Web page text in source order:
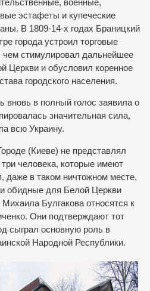
военные,
эстафеты и купеческие
В 1809-14-х годах Браницкий
города устроил торговые
чем стимулировал дальнейшее
Церкви и обусловил коренное
городского населения.
вновь в полный голос заявила о
значительная сила,
всю Украину.
(Киеве) не представлял
три человека, которые имеют
даже в таком ничтожном месте,
обидные для Белой Церкви
Булгакова относятся к
Они подтверждают тот
сыграл основную роль в
Народной Республики.